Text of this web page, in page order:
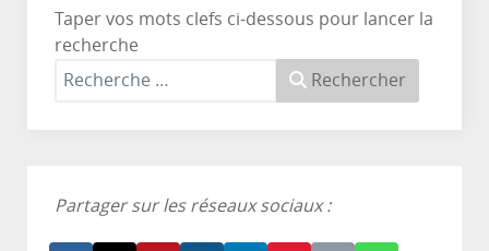
Taper vos mots clefs ci-dessous pour lancer la
recherche
Rechercher
Partager sur les réseaux sociaux :